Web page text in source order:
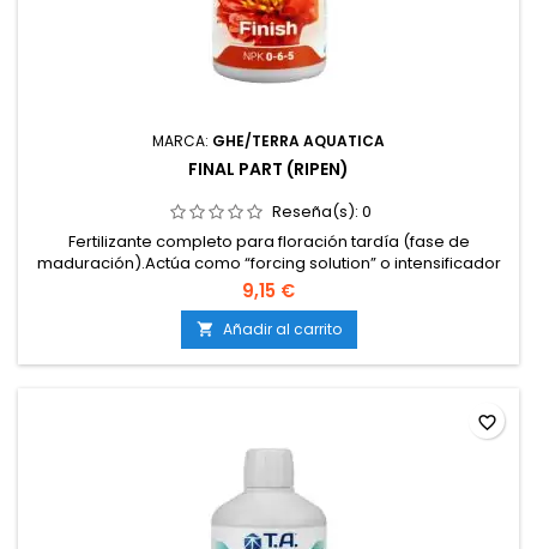
MARCA: GHE/TERRA AQUATICA
FINAL PART (RIPEN)
Reseña(s): 0
Fertilizante completo para floración tardía (fase de
maduración).Actúa como “forcing solution” o intensificador
de maduración.No requiere potenciadores
adicionales.Adecuado para cultivos en hidroponía, suelo,
coco, interior y exterior.Formula tamponada que ayuda a
estabilizar la solución nutritiva.
9,15 €
 Añadir al carrito
favorite_border